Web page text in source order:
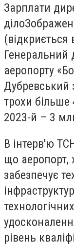
Зарплати
(відкриється
Генеральний
аеропорту
Дубревський
трохи
2023-й – 3
В інтерв'ю
що аеропорт,
забезпечує
рівень